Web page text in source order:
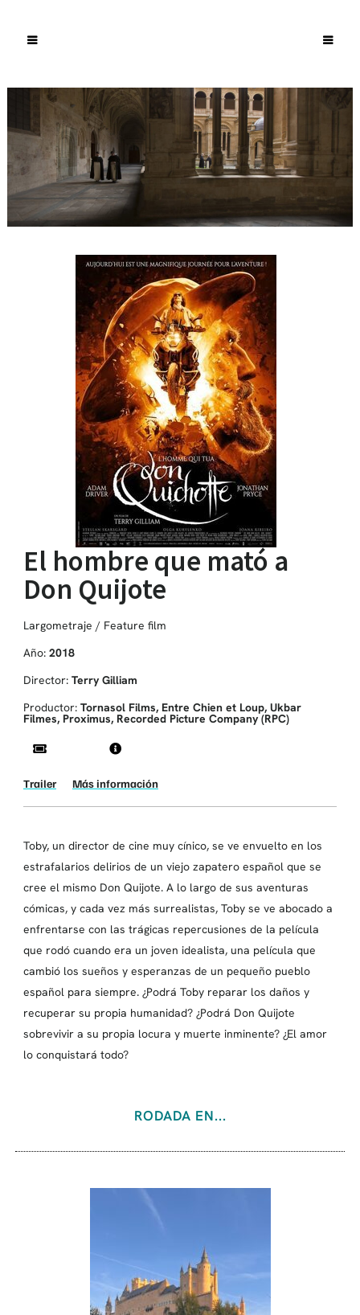
El hombre que mató a
Don Quijote
Largometraje / Feature film
Año: 2018
Director: Terry Gilliam
Productor: Tornasol Films, Entre Chien et Loup, Ukbar
Filmes, Proximus, Recorded Picture Company (RPC)
Trailer Más información
Toby, un director de cine muy cínico, se ve envuelto en los
estrafalarios delirios de un viejo zapatero español que se
cree el mismo Don Quijote. A lo largo de sus aventuras
cómicas, y cada vez más surrealistas, Toby se ve abocado a
enfrentarse con las trágicas repercusiones de la película
que rodó cuando era un joven idealista, una película que
cambió los sueños y esperanzas de un pequeño pueblo
español para siempre. ¿Podrá Toby reparar los daños y
recuperar su propia humanidad? ¿Podrá Don Quijote
sobrevivir a su propia locura y muerte inminente? ¿El amor
lo conquistará todo?
RODADA EN...